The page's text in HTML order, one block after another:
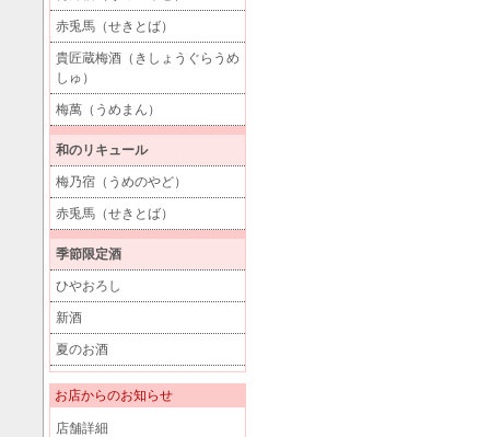
赤兎馬（せきとば）
貴匠蔵梅酒（きしょうぐらうめ
しゅ）
梅萬（うめまん）
和のリキュール
梅乃宿（うめのやど）
赤兎馬（せきとば）
季節限定酒
ひやおろし
新酒
夏のお酒
お店からのお知らせ
店舗詳細